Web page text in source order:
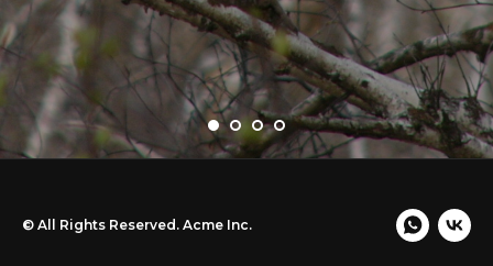
© All Rights Reserved. Acme Inc.